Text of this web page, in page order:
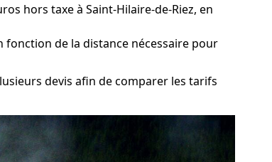
hors taxe à Saint-Hilaire-de-Riez, en
fonction de la distance nécessaire pour
devis afin de comparer les tarifs